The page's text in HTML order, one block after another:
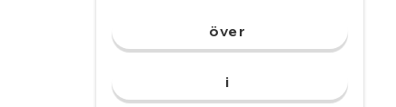
över
i